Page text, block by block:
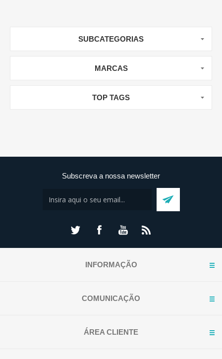
SUBCATEGORIAS
MARCAS
TOP TAGS
Subscreva a nossa newsletter
INFORMAÇÃO
COMUNICAÇÃO
ÁREA CLIENTE